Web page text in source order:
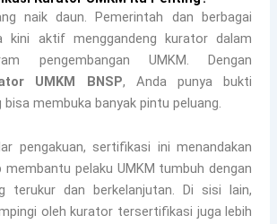
naik daun. Pemerintah dan berbagai
kini aktif menggandeng kurator dalam
pengembangan UMKM. Dengan
UMKM BNSP, Anda punya bukti
membuka banyak pintu peluang.
pengakuan, sertifikasi ini menandakan
membantu pelaku UMKM tumbuh dengan
terukur dan berkelanjutan. Di sisi lain,
oleh kurator tersertifikasi juga lebih